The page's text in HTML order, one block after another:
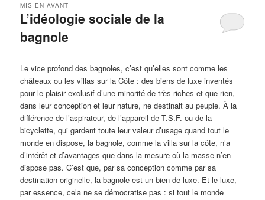
L’idéologie sociale de la
bagnole
MIS EN AVANT
Le vice profond des bagnoles, c’est qu’elles sont comme les
châteaux ou les villas sur la Côte : des biens de luxe inventés
pour le plaisir exclusif d’une minorité de très riches et que rien,
dans leur conception et leur nature, ne destinait au peuple. À la
différence de l’aspirateur, de l’appareil de T.S.F. ou de la
bicyclette, qui gardent toute leur valeur d’usage quand tout le
monde en dispose, la bagnole, comme la villa sur la côte, n’a
d’intérêt et d’avantages que dans la mesure où la masse n’en
dispose pas. C’est que, par sa conception comme par sa
destination originelle, la bagnole est un bien de luxe. Et le luxe,
par essence, cela ne se démocratise pas : si tout le monde